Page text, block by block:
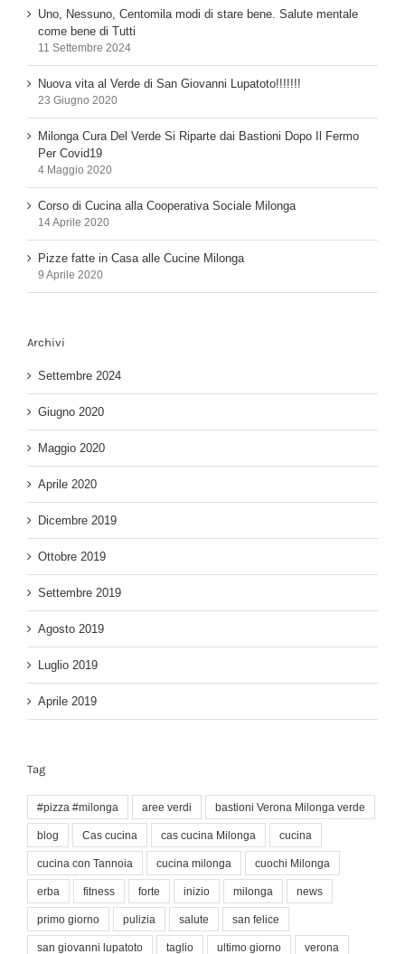
Uno, Nessuno, Centomila modi di stare bene. Salute mentale
come bene di Tutti
11 Settembre 2024
Nuova vita al Verde di San Giovanni Lupatoto!!!!!!!
23 Giugno 2020
Milonga Cura Del Verde Si Riparte dai Bastioni Dopo Il Fermo
Per Covid19
4 Maggio 2020
Corso di Cucina alla Cooperativa Sociale Milonga
14 Aprile 2020
Pizze fatte in Casa alle Cucine Milonga
9 Aprile 2020
Archivi
Settembre 2024
Giugno 2020
Maggio 2020
Aprile 2020
Dicembre 2019
Ottobre 2019
Settembre 2019
Agosto 2019
Luglio 2019
Aprile 2019
Tag
#pizza #milonga aree verdi bastioni Verona Milonga verde
blog Cas cucina cas cucina Milonga cucina
cucina con Tannoia cucina milonga cuochi Milonga
erba fitness forte inizio milonga news
primo giorno pulizia salute san felice
san giovanni lupatoto taglio ultimo giorno verona